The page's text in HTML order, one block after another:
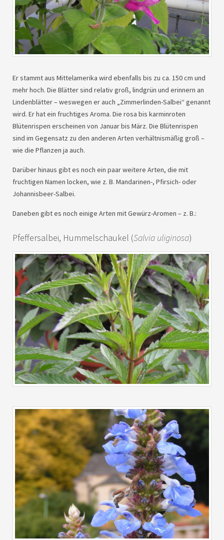
Er stammt aus Mittelamerika wird ebenfalls bis zu ca. 150 cm und
mehr hoch. Die Blätter sind relativ groß, lindgrün und erinnern an
Lindenblätter – weswegen er auch „Zimmerlinden-Salbei“ genannt
wird. Er hat ein fruchtiges Aroma. Die rosa bis karminroten
Blütenrispen erscheinen von Januar bis März. Die Blütenrispen
sind im Gegensatz zu den anderen Arten verhältnismäßig groß –
wie die Pflanzen ja auch.
Darüber hinaus gibt es noch ein paar weitere Arten, die mit
fruchtigen Namen locken, wie z. B. Mandarinen-, Pfirsich- oder
Johannisbeer-Salbei.
Daneben gibt es noch einige Arten mit Gewürz-Aromen – z. B.:
Pfeffersalbei, Hummelschaukel (Salvia uliginosa)